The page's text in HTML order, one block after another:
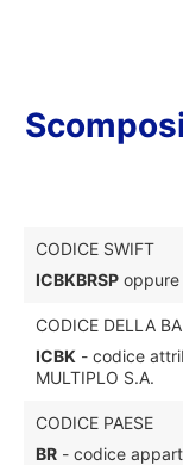
CODICE SWIFT
ICBKBRSP oppure
CODICE DELLA
ICBK - codice
MULTIPLO S.A.
CODICE PAESE
BR - codice